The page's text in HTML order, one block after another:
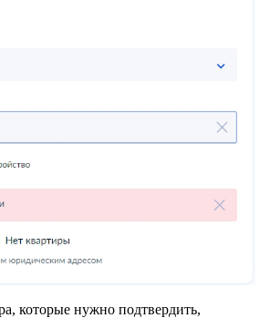
которые нужно подтвердить,